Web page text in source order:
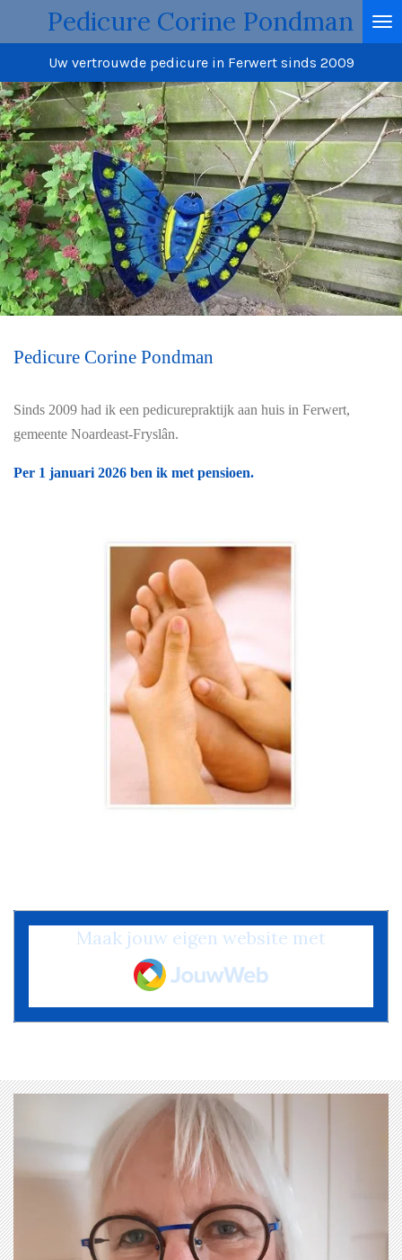
direct
de
hoofdinhoud
Pedicure Corine Pondman
Uw vertrouwde pedicure in Ferwert sinds 2009
Pedicure Corine Pondman
Sinds 2009 had ik een pedicurepraktijk aan huis in Ferwert,
gemeente Noardeast-Fryslân.
Per 1 januari 2026 ben ik met pensioen.
Maak jouw eigen website met
JouwWeb